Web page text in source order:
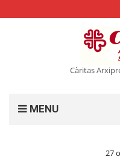
Càritas
MENU
27